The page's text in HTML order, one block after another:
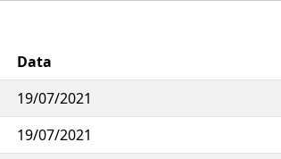
Data
19/07/2021
19/07/2021